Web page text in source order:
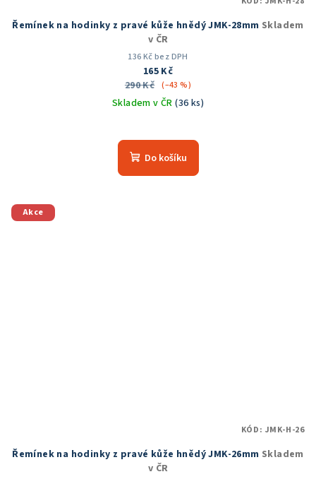
Řemínek na hodinky z pravé kůže hnědý JMK-28mm Skladem
v ČR
136 Kč bez DPH
165 Kč
290 Kč (–43 %)
Skladem v ČR(36 ks)
hodnocení
produktu
Do košíku
Akce
Řemínek na hodinky z pravé kůže hnědý JMK-26mm Skladem
v ČR
KÓD: JMK-H-26